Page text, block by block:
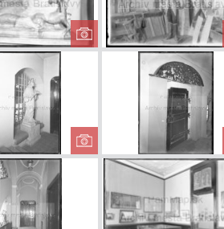
v 19.
Múzeum mesta
Bratislavy
Sv. Ján
Nepomucký v
Starej radnici